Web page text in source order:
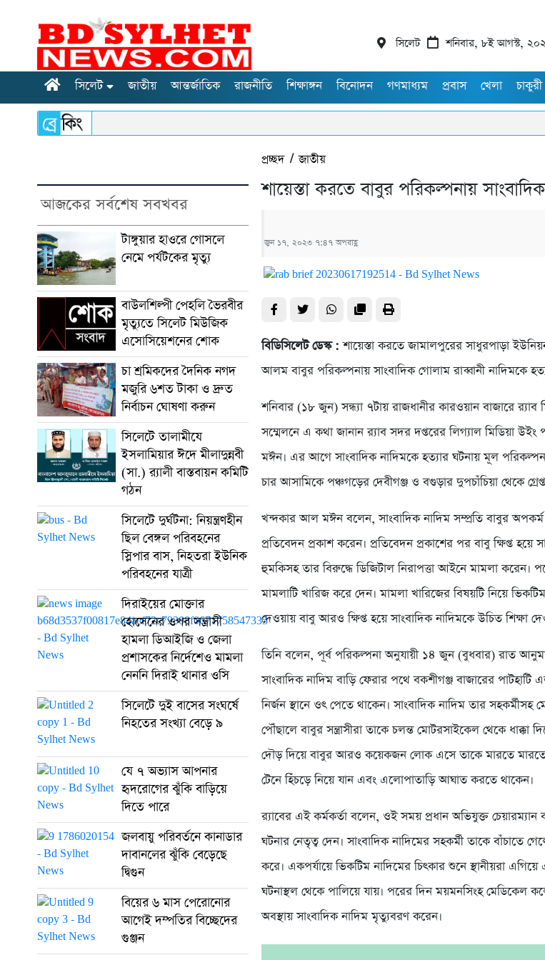
সিলেট শনিবার, ৮ই আগস্ট,
সিলেট জাতীয় আন্তর্জাতিক রাজনীতি শিক্ষাঙ্গন বিনোদন গণমাধ্যম প্রবাস খেলা চাকুরী
আজকের সর্বশেষ সবখবর
টাঙ্গুয়ার হাওরে গোসলে
নেমে পর্যটকের মৃত্যু
বাউলশিল্পী পেহলি ভৈরবীর
মৃত্যুতে সিলেট মিউজিক
এসোসিয়েশনের শোক
চা শ্রমিকদের দৈনিক নগদ
মজুরি ৬শত টাকা ও দ্রুত
নির্বাচন ঘোষণা করুন
সিলেটে তালামীযে
ইসলামিয়ার ঈদে মীলাদুন্নবী
(সা.) র‌্যালী বাস্তবায়ন কমিটি
গঠন
সিলেটে দুর্ঘটনা: নিয়ন্ত্রণহীন
ছিল বেঙ্গল পরিবহনের
স্লিপার বাস, নিহতরা ইউনিক
পরিবহনের যাত্রী
দিরাইয়ের মোক্তার
হোসেনের ওপর সন্ত্রাসী
হামলা ডিআইজি ও জেলা
প্রশাসকের নির্দেশেও মামলা
নেননি দিরাই থানার ওসি
সিলেটে দুই বাসের সংঘর্ষে
নিহতের সংখ্যা বেড়ে ৯
যে ৭ অভ্যাস আপনার
হৃদরোগের ঝুঁকি বাড়িয়ে
দিতে পারে
জলবায়ু পরিবর্তনে কানাডার
দাবানলের ঝুঁকি বেড়েছে
দ্বিগুন
বিয়ের ৬ মাস পেরোনোর
আগেই দম্পতির বিচ্ছেদের
গুঞ্জন
প্রচ্ছদ/জাতীয়
শায়েস্তা করতে বাবুর পরিকল্পনায়
জুন ১৭, ২০২৩ ৭:৪৭ অপরাহ্ণ
বিডিসিলেট ডেস্ক : শায়েস্তা করতে জামালপুরের সাধুরপাড়া
আলম বাবুর পরিকল্পনায় সাংবাদিক গোলাম রাব্বানী নাদিমকে
শনিবার (১৮ জুন) সন্ধ্যা ৭টায় রাজধানীর কারওয়ান বাজারে র‌্যাব
সম্মেলনে এ কথা জানান র‌্যাব সদর দপ্তরের লিগ্যাল মিডিয়া
মঈন। এর আগে সাংবাদিক নাদিমকে হত্যার ঘটনায় মূল
চার আসামিকে পঞ্চগড়ের দেবীগঞ্জ ও বগুড়ার দুপচাঁচিয়া থেকে
খন্দকার আল মঈন বলেন, সাংবাদিক নাদিম সম্প্রতি বাবুর
প্রতিবেদন প্রকাশ করেন। প্রতিবেদন প্রকাশের পর বাবু ক্ষিপ্ত হয়ে
হুমকিসহ তার বিরুদ্ধে ডিজিটাল নিরাপত্তা আইনে মামলা করেন।
মামলাটি খারিজ করে দেন। মামলা খারিজের বিষয়টি নিয়ে
দেওয়ায় বাবু আরও ক্ষিপ্ত হয়ে সাংবাদিক নাদিমকে উচিত শিক্ষা
তিনি বলেন, পূর্ব পরিকল্পনা অনুযায়ী ১৪ জুন (বুধবার) রাত
সাংবাদিক নাদিম বাড়ি ফেরার পথে বকশীগঞ্জ বাজারের পাটহাটি
নির্জন স্থানে ওৎ পেতে থাকেন। সাংবাদিক নাদিম তার
পৌঁছালে বাবুর সন্ত্রাসীরা তাকে চলন্ত মোটরসাইকেল থেকে
দৌড় দিয়ে বাবুর আরও কয়েকজন লোক এসে তাকে মারতে
টেনে হিঁচড়ে নিয়ে যান এবং এলোপাতাড়ি আঘাত করতে থাকেন।
র‌্যাবের এই কর্মকর্তা বলেন, ওই সময় প্রধান অভিযুক্ত চেয়ারম্যান
ঘটনার নেতৃত্ব দেন। সাংবাদিক নাদিমের সহকর্মী তাকে বাঁচাতে
করে। একপর্যায়ে ভিকটিম নাদিমের চিৎকার শুনে স্থানীয়রা
ঘটনাস্থল থেকে পালিয়ে যায়। পরের দিন ময়মনসিংহ মেডিকেল
অবস্থায় সাংবাদিক নাদিম মৃত্যুবরণ করেন।